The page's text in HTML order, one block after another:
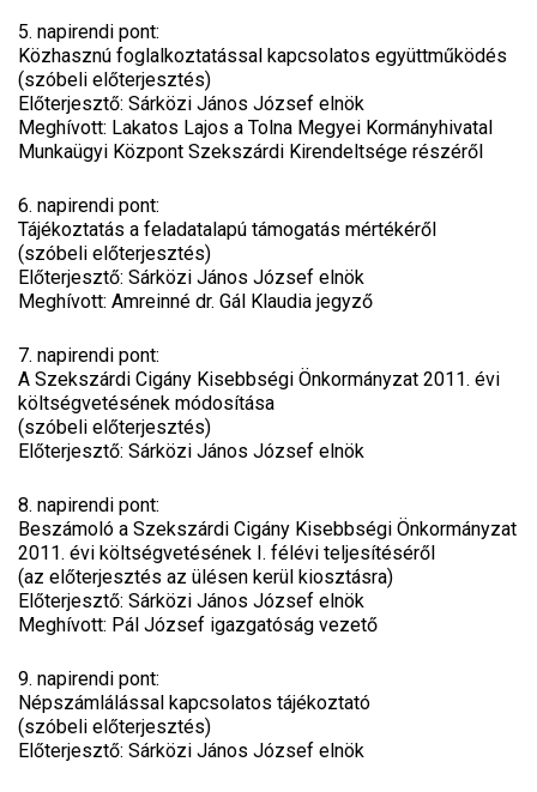
5. napirendi pont:
Közhasznú foglalkoztatással kapcsolatos együttműködés
(szóbeli előterjesztés)
Előterjesztő: Sárközi János József elnök
Meghívott: Lakatos Lajos a Tolna Megyei Kormányhivatal
Munkaügyi Központ Szekszárdi Kirendeltsége részéről
6. napirendi pont:
Tájékoztatás a feladatalapú támogatás mértékéről
(szóbeli előterjesztés)
Előterjesztő: Sárközi János József elnök
Meghívott: Amreinné dr. Gál Klaudia jegyző
7. napirendi pont:
A Szekszárdi Cigány Kisebbségi Önkormányzat 2011. évi
költségvetésének módosítása
(szóbeli előterjesztés)
Előterjesztő: Sárközi János József elnök
8. napirendi pont:
Beszámoló a Szekszárdi Cigány Kisebbségi Önkormányzat
2011. évi költségvetésének I. félévi teljesítéséről
(az előterjesztés az ülésen kerül kiosztásra)
Előterjesztő: Sárközi János József elnök
Meghívott: Pál József igazgatóság vezető
9. napirendi pont:
Népszámlálással kapcsolatos tájékoztató
(szóbeli előterjesztés)
Előterjesztő: Sárközi János József elnök